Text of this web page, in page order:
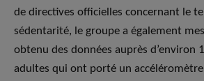
de directives officielles concernant le
sédentarité, le groupe a également
obtenu des données auprès d’environ
adultes qui ont porté un